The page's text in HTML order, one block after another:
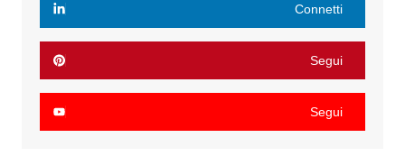
Connetti
Segui
Segui